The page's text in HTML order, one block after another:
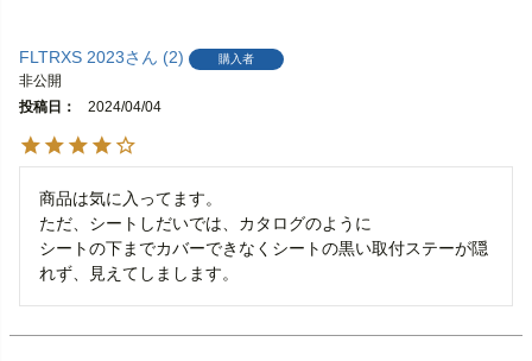
FLTRXS 2023 2 購入者
非公開
投稿日
2024/04/04
商品は気に入ってます。
ただ、シートしだいでは、カタログのように
シートの下までカバーできなくシートの黒い取付ステーが隠
れず、見えてしまします。